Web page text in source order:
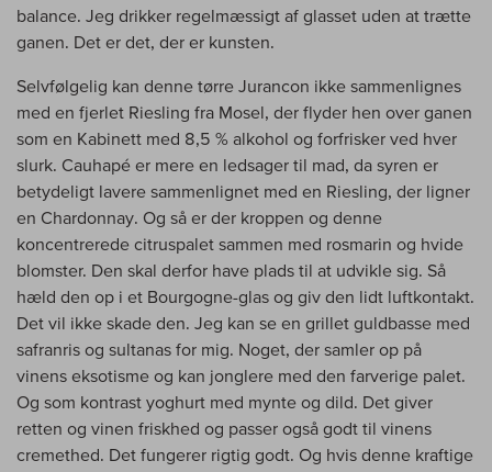
balance. Jeg drikker regelmæssigt af glasset uden at trætte
ganen. Det er det, der er kunsten.
Selvfølgelig kan denne tørre Jurancon ikke sammenlignes
med en fjerlet Riesling fra Mosel, der flyder hen over ganen
som en Kabinett med 8,5 % alkohol og forfrisker ved hver
slurk. Cauhapé er mere en ledsager til mad, da syren er
betydeligt lavere sammenlignet med en Riesling, der ligner
en Chardonnay. Og så er der kroppen og denne
koncentrerede citruspalet sammen med rosmarin og hvide
blomster. Den skal derfor have plads til at udvikle sig. Så
hæld den op i et Bourgogne-glas og giv den lidt luftkontakt.
Det vil ikke skade den. Jeg kan se en grillet guldbasse med
safranris og sultanas for mig. Noget, der samler op på
vinens eksotisme og kan jonglere med den farverige palet.
Og som kontrast yoghurt med mynte og dild. Det giver
retten og vinen friskhed og passer også godt til vinens
cremethed. Det fungerer rigtig godt. Og hvis denne kraftige